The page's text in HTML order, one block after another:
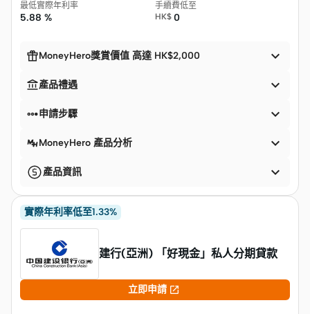
最低實際年利率
5.88 %
手續費低至
HK$ 0
MoneyHero獎賞價值 高達 HK$2,000 
產品禮遇 
申請步驟 
MoneyHero 產品分析 
產品資訊 
實際年利率低至1.33%
建行(亞洲) 「好現金」私人分期貸款
立即申請 